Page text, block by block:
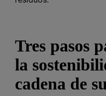
Tres pasos
la
cadena de